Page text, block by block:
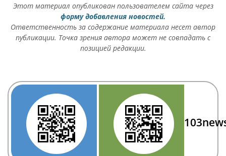
Этот материал опубликован пользователем сайта через
форму добавления новостей.
Ответственность за содержание материала несет автор
публикации. Точка зрения автора может не совпадать с
позицией редакции.